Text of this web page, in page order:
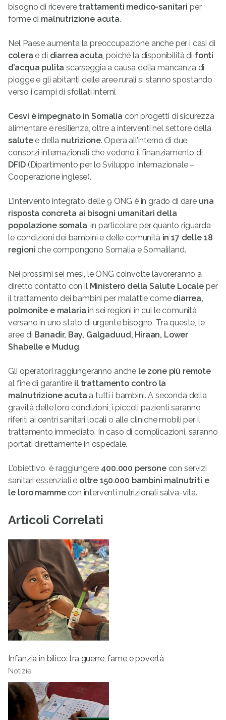
bisogno di ricevere trattamenti medico-sanitari per
forme di malnutrizione acuta.
Nel Paese aumenta la preoccupazione anche per i casi di
colera e di diarrea acuta , poiché la disponibilità di fonti
d’acqua pulita scarseggia a causa della mancanza di
piogge e gli abitanti delle aree rurali si stanno spostando
verso i campi di sfollati interni.
Cesvi è impegnato in Somalia con progetti di sicurezza
alimentare e resilienza, oltre a interventi nel settore della
salutee della nutrizione. Opera all’interno di due
consorzi internazionali che vedono il finanziamento di
DFID(Dipartimento per lo Sviluppo Internazionale –
Cooperazione inglese).
L’intervento integrato delle 9 ONG è in grado di dare una
risposta concreta ai bisogni umanitari della
popolazione somala , in particolare per quanto riguarda
le condizioni dei bambini e delle comunità in 17 delle 18
regioni che compongono Somalia e Somaliland.
Nei prossimi sei mesi, le ONG coinvolte lavoreranno a
diretto contatto con il Ministero della Salute Locale per
il trattamento dei bambini per malattie come diarrea,
polmonite e malaria in sei regioni in cui le comunità
versano in uno stato di urgente bisogno. Tra queste, le
aree di Banadir, Bay, Galgaduud, Hiraan, Lower
Shabelle e Mudug.
Gli operatori raggiungeranno anche le zone più remote
al fine di garantire il trattamento contro la
malnutrizione acuta a tutti i bambini. A seconda della
gravità delle loro condizioni, i piccoli pazienti saranno
riferiti ai centri sanitari locali o alle cliniche mobili per il
trattamento immediato. In caso di complicazioni, saranno
portati direttamente in ospedale.
L’obiettivo è raggiungere 400.000 persone con servizi
sanitari essenziali e oltre 150.000 bambini malnutriti e
le loro mammecon interventi nutrizionali salva-vita.
Articoli Correlati
Infanzia in bilico: tra guerre, fame e povertà
Notizie